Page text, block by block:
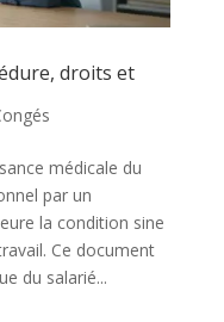
droits et
médicale du
par un
la condition sine
Ce document
du salarié...